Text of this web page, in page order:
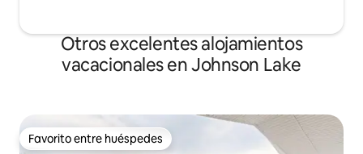
Otros excelentes alojamientos
vacacionales en Johnson Lake
Favorito entre huéspedes
Favorito entre huéspedes